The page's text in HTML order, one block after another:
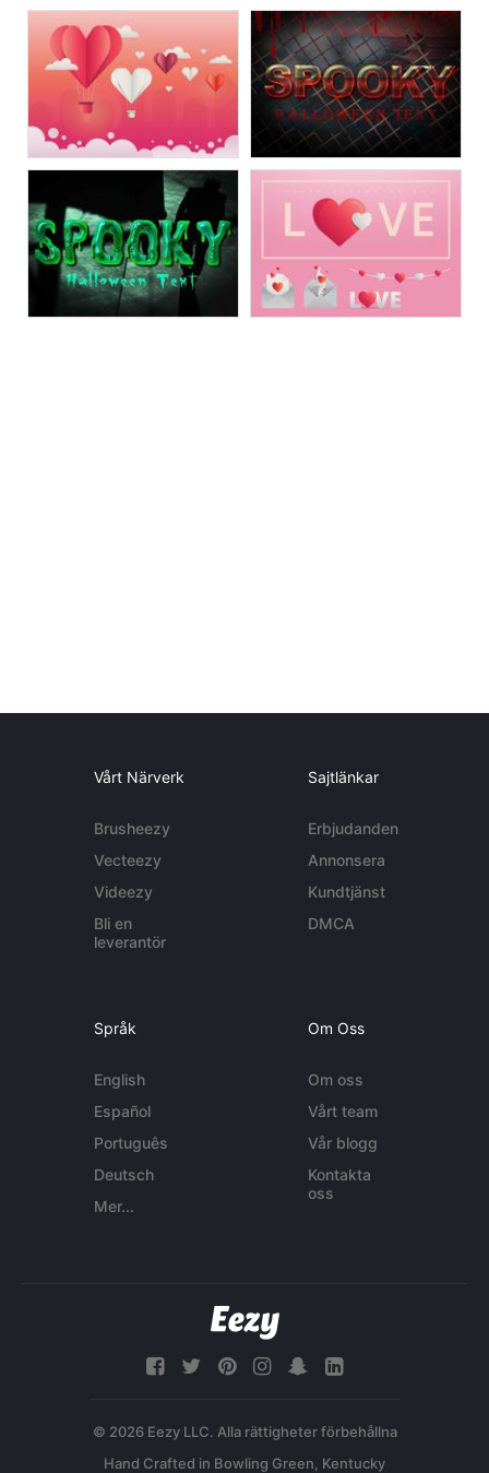
Vårt Närverk
Brusheezy
Vecteezy
Videezy
Bli en
leverantör
Sajtlänkar
Erbjudanden
Annonsera
Kundtjänst
DMCA
Språk
English
Español
Português
Deutsch
Mer...
Om Oss
Om oss
Vårt team
Vår blogg
Kontakta
oss
© 2026 Eezy LLC. Alla rättigheter förbehållna